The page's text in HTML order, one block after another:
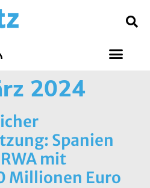
2024
Spanien
mit
Millionen Euro